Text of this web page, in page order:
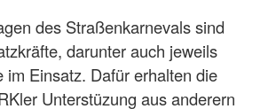
des Straßenkarnevals sind
darunter auch jeweils
im Einsatz. Dafür erhalten die
Unterstüzung aus anderern